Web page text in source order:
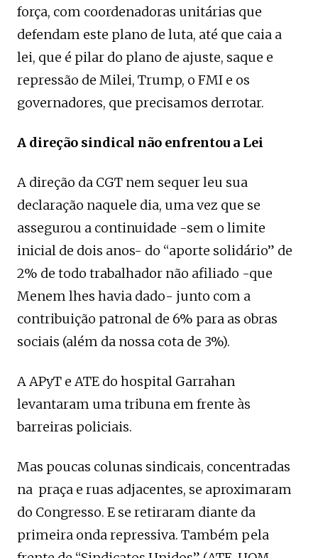
força, com coordenadoras unitárias que
defendam este plano de luta, até que caia a
lei, que é pilar do plano de ajuste, saque e
repressão de Milei, Trump, o FMI e os
governadores, que precisamos derrotar.
A direção sindical não enfrentou a Lei
A direção da CGT nem sequer leu sua
declaração naquele dia, uma vez que se
assegurou a continuidade -sem o limite
inicial de dois anos- do “aporte solidário” de
2% de todo trabalhador não afiliado -que
Menem lhes havia dado- junto com a
contribuição patronal de 6% para as obras
sociais (além da nossa cota de 3%).
A APyT e ATE do hospital Garrahan
levantaram uma tribuna em frente às
barreiras policiais.
Mas poucas colunas sindicais, concentradas
na praça e ruas adjacentes, se aproximaram
do Congresso. E se retiraram diante da
primeira onda repressiva. Também pela